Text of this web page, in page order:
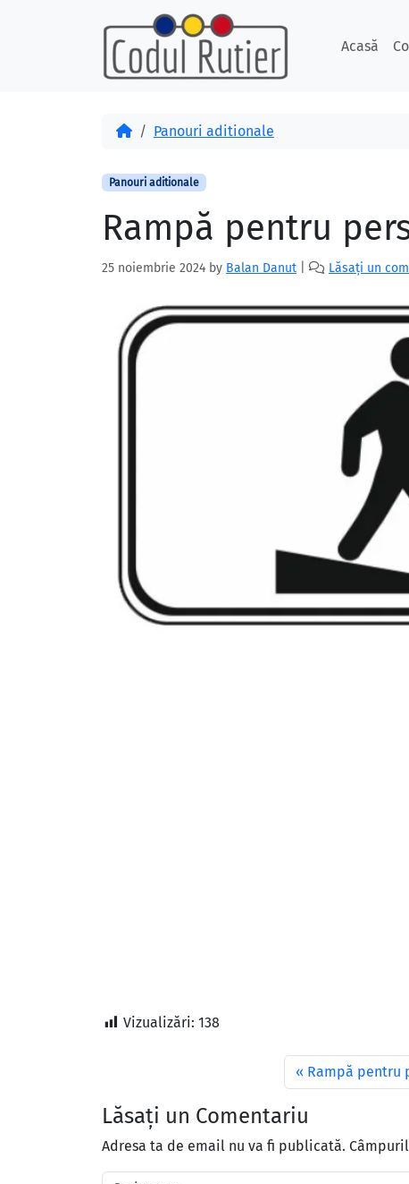
Acasă
AcasăPanouri aditionale
Panouri aditionale
Rampă pentru
25 noiembrie 2024 by Balan Danut Lăsați un
Vizualizări: 138
Rampă pentru
Lăsați un Comentariu
Adresa ta de email nu va fi publicată.